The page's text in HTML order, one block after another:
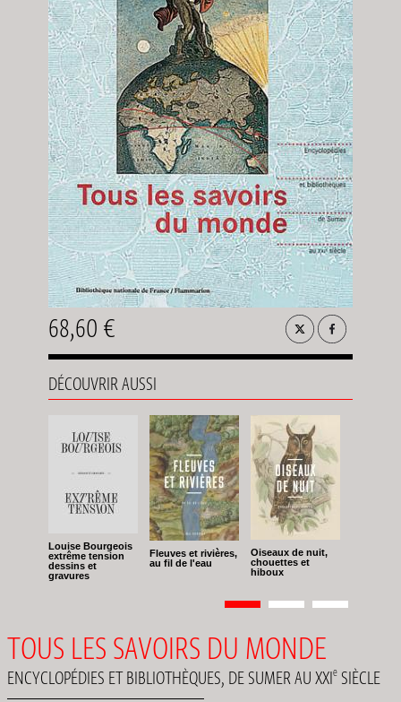
68,60 €
DÉCOUVRIR AUSSI
Louise Bourgeois
extrême tension
dessins et
gravures
Fleuves et rivières,
au fil de l'eau
Oiseaux de nuit,
chouettes et
hiboux
Pagination
Page
1 Page
2 Page
3
TOUS LES SAVOIRS DU MONDE
ENCYCLOPÉDIES ET BIBLIOTHÈQUES, DE SUMER AU XXIe SIÈCLE